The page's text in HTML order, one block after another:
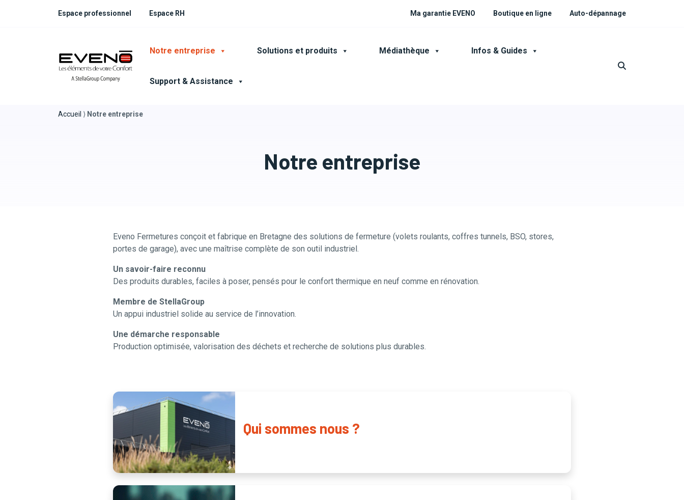
Espace professionnel Espace RH Ma garantie EVENO Boutique en ligne Auto-dépannage
Notre entreprise Solutions et produits Médiathèque Infos & Guides
Support & Assistance
Accueil ⟩ Notre entreprise
Notre entreprise
Eveno Fermetures conçoit et fabrique en Bretagne des solutions de fermeture (volets roulants, coffres tunnels, BSO, stores,
portes de garage), avec une maîtrise complète de son outil industriel.
Un savoir-faire reconnu
Des produits durables, faciles à poser, pensés pour le confort thermique en neuf comme en rénovation.
Membre de StellaGroup
Un appui industriel solide au service de l’innovation.
Une démarche responsable
Production optimisée, valorisation des déchets et recherche de solutions plus durables.
Qui sommes nous ?